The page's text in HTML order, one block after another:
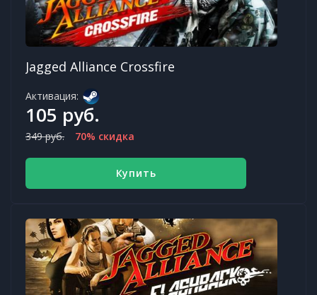
Jagged Alliance Crossfire
Активация:
105 руб.
349 руб. 70% скидка
Купить